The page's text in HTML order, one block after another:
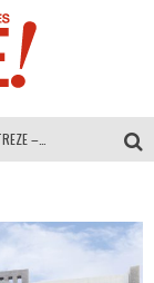
MULTIOFICINAS / AMOBLARE / TREZE – Especial Interiorismo & Decoración 2026
COLINEAL – Especial Interiorismo & Decoración 2026
ADRIANA HOYOS DESIGN STUDIO – Especial Interiorismo & Decoración 2026